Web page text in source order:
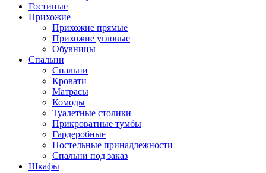
Гостиные
Прихожие
Прихожие прямые
Прихожие угловые
Обувницы
Спальни
Спальни
Кровати
Матрасы
Комоды
Туалетные столики
Прикроватные тумбы
Гардеробные
Постельные принадлежности
Спальни под заказ
Шкафы